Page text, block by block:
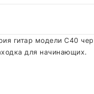
гитар модели С40
для начинающих.